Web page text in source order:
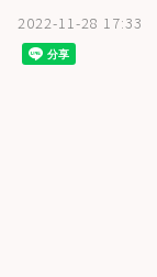
2022-11-28 17:33